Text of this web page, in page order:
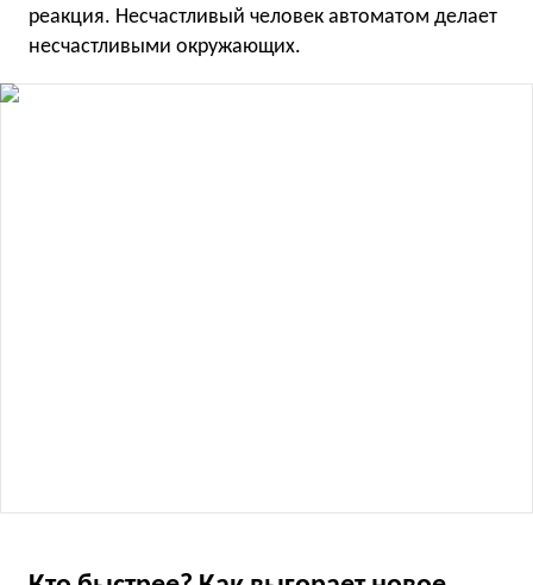
реакция. Несчастливый человек автоматом делает
несчастливыми окружающих.